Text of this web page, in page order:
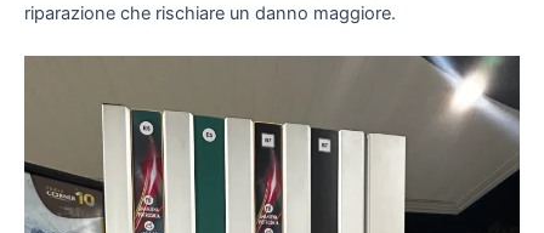
riparazione che rischiare un danno maggiore.